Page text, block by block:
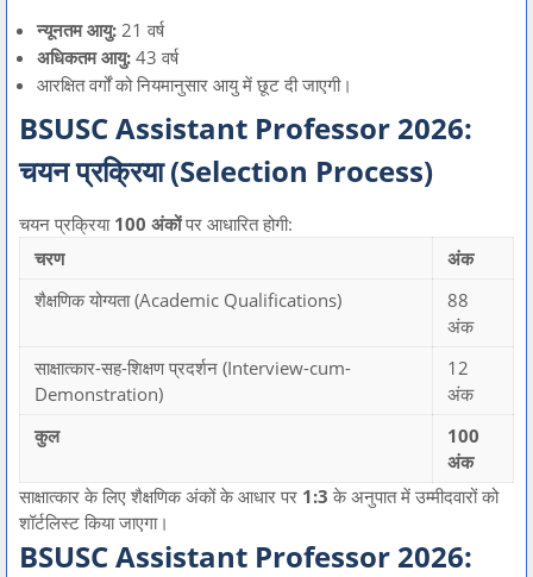
न्यूनतम आयु: 21 वर्ष
अधिकतम आयु: 43 वर्ष
आरक्षित वर्गों को नियमानुसार आयु में छूट दी जाएगी।
BSUSC Assistant Professor 2026:
चयन प्रक्रिया (Selection Process)
चयन प्रक्रिया 100 अंकोंपर आधारित होगी:
चरण
अंक
शैक्षणिक योग्यता (Academic Qualifications)
88
अंक
साक्षात्कार-सह-शिक्षण प्रदर्शन (Interview-cum-
Demonstration)
12
अंक
कुल
100
अंक
साक्षात्कार के लिए शैक्षणिक अंकों के आधार पर 1:3 के अनुपात में उम्मीदवारों को
शॉर्टलिस्ट किया जाएगा।
BSUSC Assistant Professor 2026: